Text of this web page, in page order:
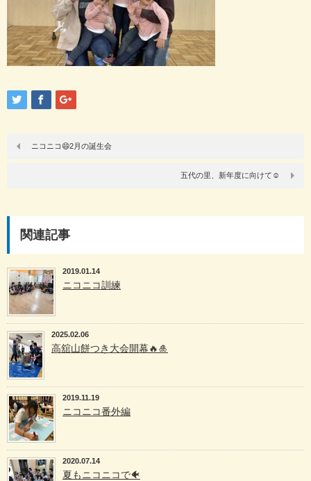
ニコニコ😄2月の誕生会
五代の里、新年度に向けて☺
関連記事
2019.01.14
ニコニコ訓練
2025.02.06
高舘山餅つき大会開幕🔥🎍
2019.11.19
ニコニコ番外編
2020.07.14
夏もニコニコで🐠